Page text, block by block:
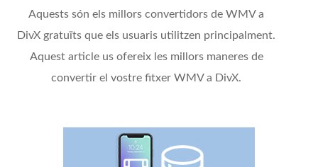
Aquests són els millors convertidors de WMV a
DivX gratuïts que els usuaris utilitzen principalment.
Aquest article us ofereix les millors maneres de
convertir el vostre fitxer WMV a DivX.